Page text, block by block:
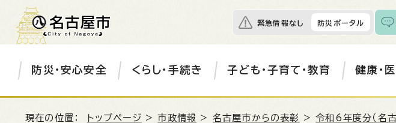
緊急情報なし 防災ポータル
防災・安心安全 くらし・手続き 子ども・子育て・教育 健康・
現在の位置： トップページ >市政情報 > 名古屋市からの表彰 >令和6年度分（名